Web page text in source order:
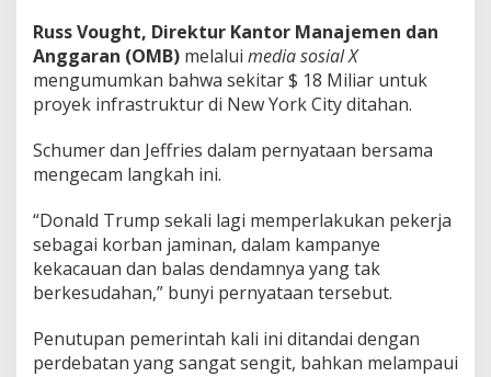
Russ Vought, Direktur Kantor Manajemen dan
Anggaran (OMB) melalui media sosial X
mengumumkan bahwa sekitar $ 18 Miliar untuk
proyek infrastruktur di New York City ditahan.
Schumer dan Jeffries dalam pernyataan bersama
mengecam langkah ini.
“Donald Trump sekali lagi memperlakukan pekerja
sebagai korban jaminan, dalam kampanye
kekacauan dan balas dendamnya yang tak
berkesudahan,” bunyi pernyataan tersebut.
Penutupan pemerintah kali ini ditandai dengan
perdebatan yang sangat sengit, bahkan melampaui